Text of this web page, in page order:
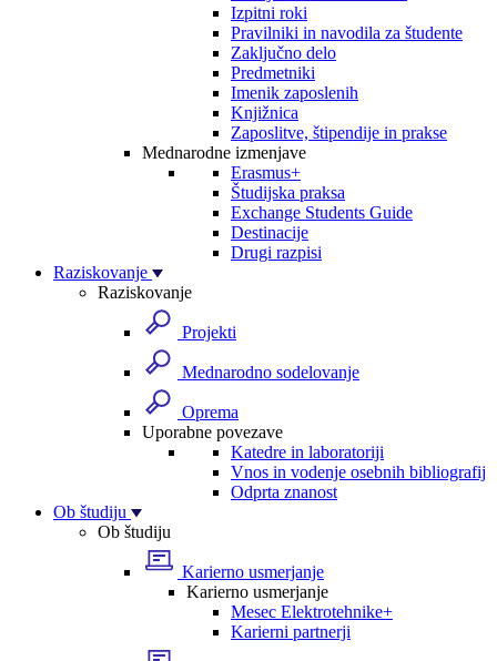
Izpitni roki
Pravilniki in navodila za študente
Zaključno delo
Predmetniki
Imenik zaposlenih
Knjižnica
Zaposlitve, štipendije in prakse
Mednarodne izmenjave
Erasmus+
Študijska praksa
Exchange Students Guide
Destinacije
Drugi razpisi
Raziskovanje
Raziskovanje
Projekti
Mednarodno sodelovanje
Oprema
Uporabne povezave
Katedre in laboratoriji
Vnos in vodenje osebnih bibliografij
Odprta znanost
Ob študiju
Ob študiju
Karierno usmerjanje
Karierno usmerjanje
Mesec Elektrotehnike+
Karierni partnerji